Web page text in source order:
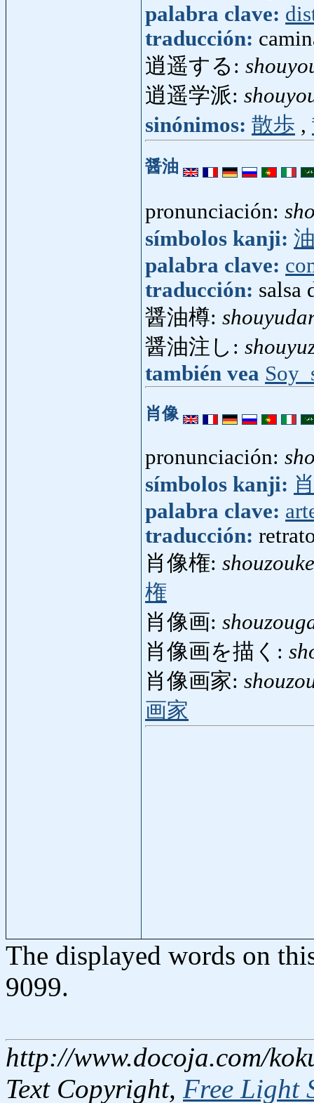
palabra clave:
traducción:
逍遥する:
逍遥学派:
sinónimos: 散歩 ,
醤油
pronunciación:
símbolos kanji:
palabra clave:
traducción: salsa
醤油樽:
醤油注し:
también vea
肖像
pronunciación:
símbolos kanji:
palabra clave:
traducción:
肖像権:
権
肖像画:
肖像画を描く:
肖像画家:
画家
The displayed words on
9099.
http://www.docoja.com/
Text Copyright, Free Light